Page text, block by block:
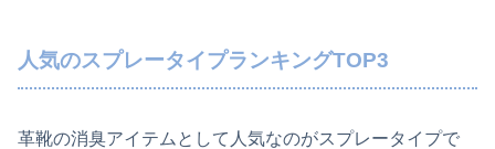
人気のスプレータイプランキングTOP3
革靴の消臭アイテムとして人気なのがスプレータイプで